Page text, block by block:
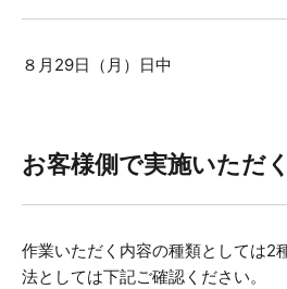
８月29日（月）日中
お客様側で実施いただ
作業いただく内容の種類としては2
法としては下記ご確認ください。